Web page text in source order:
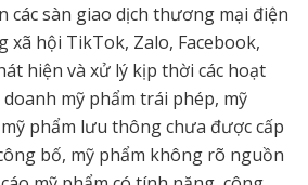
các sàn giao dịch thương mại điện
xã hội TikTok, Zalo, Facebook,
hiện và xử lý kịp thời các hoạt
mỹ phẩm trái phép, mỹ
phẩm lưu thông chưa được cấp
bố, mỹ phẩm không rõ nguồn